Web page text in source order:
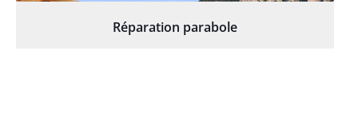
Réparation parabole